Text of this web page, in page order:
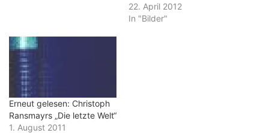
hinterlässt. Nicht von
diesen kleinen, eher feinen,
die wir bei uns…
Branford Maraslis betont
sie noch dazu. Auch, weil
22. April 2012
In "Bilder"
Erneut gelesen: Christoph
Ransmayrs „Die letzte Welt“
1. August 2011